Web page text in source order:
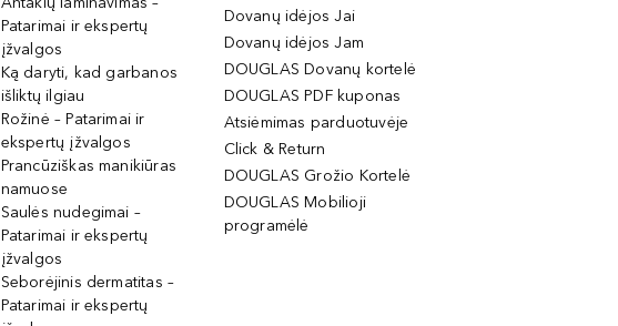
Patarimai ir ekspertų
įžvalgos
Ką daryti, kad garbanos
išliktų ilgiau
Rožinė – Patarimai ir
ekspertų įžvalgos
Prancūziškas manikiūras
namuose
Saulės nudegimai –
Patarimai ir ekspertų
įžvalgos
Seborėjinis dermatitas –
Patarimai ir ekspertų
Dovanų idėjos Jai
Dovanų idėjos Jam
DOUGLAS Dovanų kortelė
DOUGLAS PDF kuponas
Atsiėmimas parduotuvėje
Click & Return
DOUGLAS Grožio Kortelė
DOUGLAS Mobilioji
programėlė